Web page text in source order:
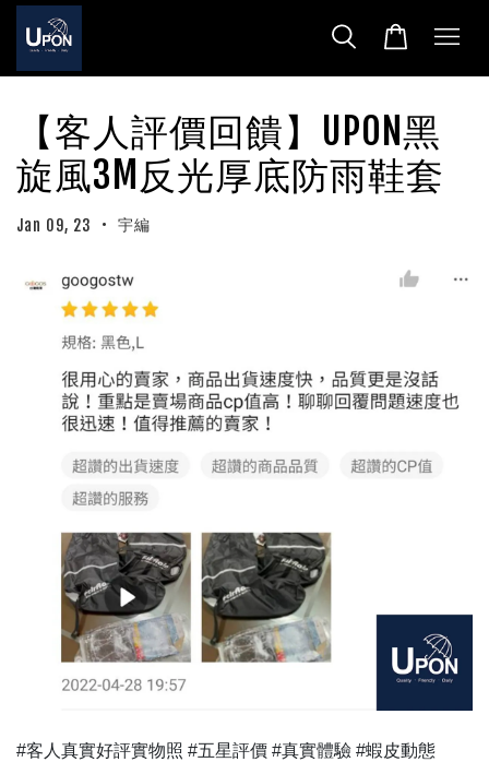
【客人評價回饋】UPON黑
旋風3M反光厚底防雨鞋套
Jan 09, 23 • 宇編
#客人真實好評實物照 #五星評價 #真實體驗 #蝦皮動態